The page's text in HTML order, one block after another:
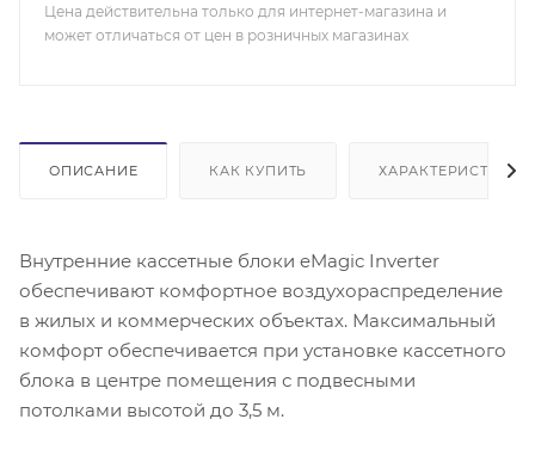
Цена действительна только для интернет-магазина и
может отличаться от цен в розничных магазинах
ОПИСАНИЕ КАК КУПИТЬ ХАРАКТЕРИСТИКИ
Внутренние кассетные блоки eMagic Inverter
обеспечивают комфортное воздухораспределение
в жилых и коммерческих объектах. Максимальный
комфорт обеспечивается при установке кассетного
блока в центре помещения с подвесными
потолками высотой до 3,5 м.